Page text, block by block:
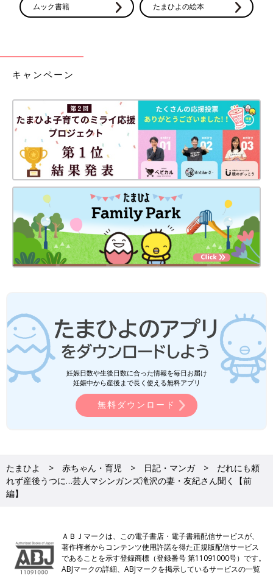
ムック書籍 たまひよの絵本
キャンペーン
妊娠日数や生後日数に合った情報を毎日お届け
妊娠中から産後まで長く使える無料アプリ
無料ダウンロード
たまひよ 赤ちゃん・育児 日記・マンガ
だれにも頼
れず産後うつに…芸人マシンガンズ滝沢の妻・友紀さん聞く【前
編】
ＡＢＪマークは、この電子書店・電子書籍配信サービスが、
著作権者からコンテンツ使用許諾を得た正規版配信サービス
であることを示す登録商標（登録番号 第11091000号）です。
ABJマークの詳細、ABJマークを掲示しているサービスの一覧